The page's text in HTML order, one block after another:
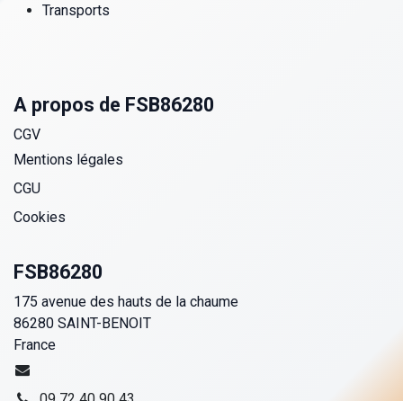
Transports
A propos de FSB86280
CGV
Mentions légales
CGU
Cookies
FSB86280
175 avenue des hauts de la chaume
86280 SAINT-BENOIT
France